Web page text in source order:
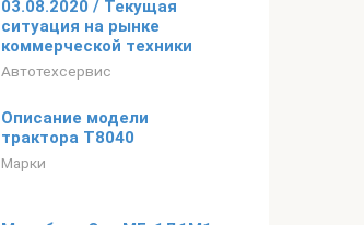
03.08.2020 / Текущая
ситуация на рынке
коммерческой техники
Автотехсервис
Описание модели
трактора Т8040
Марки